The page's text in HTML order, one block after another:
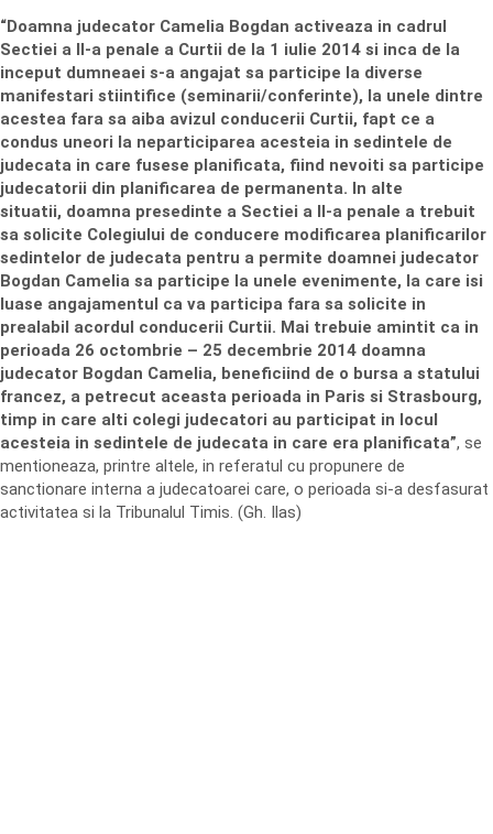
“Doamna judecator Camelia Bogdan activeaza in cadrul
Sectiei a II-a penale a Curtii de la 1 iulie 2014 si inca de la
inceput dumneaei s-a angajat sa participe la diverse
manifestari stiintifice (seminarii/conferinte), la unele dintre
acestea fara sa aiba avizul conducerii Curtii, fapt ce a
condus uneori la neparticiparea acesteia in sedintele de
judecata in care fusese planificata, fiind nevoiti sa participe
judecatorii din planificarea de permanenta. In alte
situatii, doamna presedinte a Sectiei a II-a penale a trebuit
sa solicite Colegiului de conducere modificarea planificarilor
sedintelor de judecata pentru a permite doamnei judecator
Bogdan Camelia sa participe la unele evenimente, la care isi
luase angajamentul ca va participa fara sa solicite in
prealabil acordul conducerii Curtii. Mai trebuie amintit ca in
perioada 26 octombrie – 25 decembrie 2014 doamna
judecator Bogdan Camelia, beneficiind de o bursa a statului
francez, a petrecut aceasta perioada in Paris si Strasbourg,
timp in care alti colegi judecatori au participat in locul
acesteia in sedintele de judecata in care era planificata”, se
mentioneaza, printre altele, in referatul cu propunere de
sanctionare interna a judecatoarei care, o perioada si-a desfasurat
activitatea si la Tribunalul Timis. (Gh. Ilas)